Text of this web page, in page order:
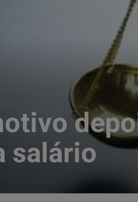
salário